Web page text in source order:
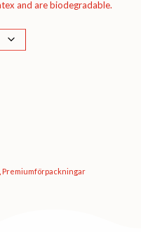
and are biodegradable.
Premium­förpackningar